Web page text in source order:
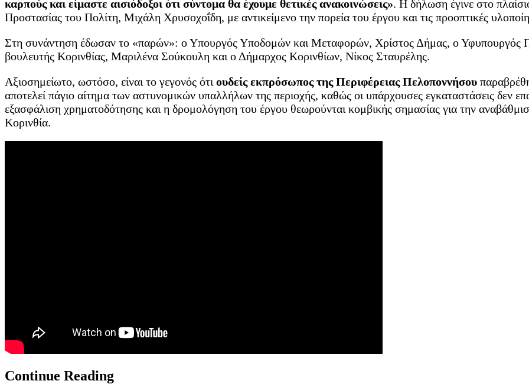
καρπούς και είμαστε αισιόδοξοι ότι σύντομα θα έχουμε θετικές ανακοινώσεις». Η δήλωση έγινε στο
Προστασίας του Πολίτη, Μιχάλη Χρυσοχοΐδη, με αντικείμενο την πορεία του έργου και τις προοπτικές
Στη συνάντηση έδωσαν το «παρών»: ο Υπουργός Υποδομών και Μεταφορών, Χρίστος Δήμας, ο Υφυπουργός
βουλευτής Κορινθίας, Μαριλένα Σούκουλη και ο Δήμαρχος Κορινθίων, Νίκος Σταυρέλης.
Αξιοσημείωτο, ωστόσο, είναι το γεγονός ότι ουδείς εκπρόσωπος της Περιφέρειας Πελοποννήσου
αποτελεί πάγιο αίτημα των αστυνομικών υπαλλήλων της περιοχής, καθώς οι υπάρχουσες εγκαταστάσεις δεν
εξασφάλιση χρηματοδότησης και η δρομολόγηση του έργου θεωρούνται κομβικής σημασίας για την
Κορινθία.
Continue Reading